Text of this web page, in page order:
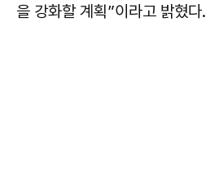
을 강화할 계획”이라고 밝혔다.